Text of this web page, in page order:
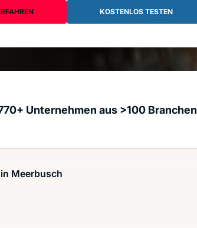
KOSTENLOS TESTEN
Unternehmen aus >100 Branchen
Meerbusch